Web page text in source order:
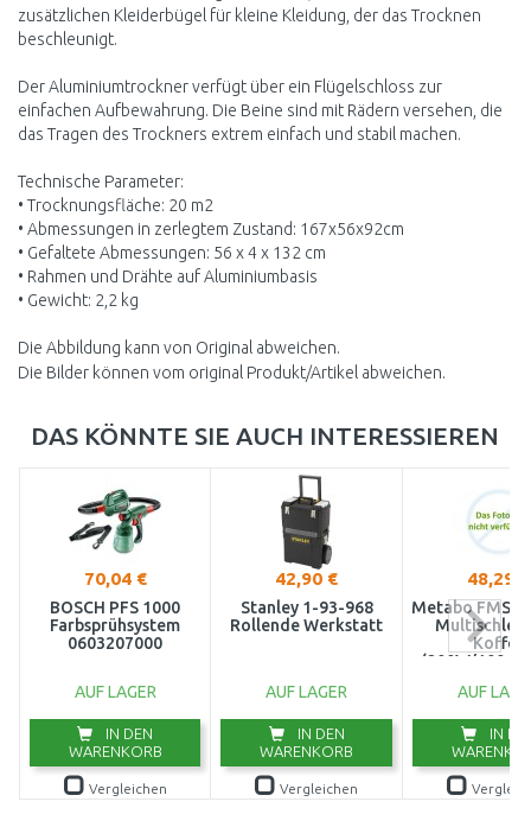
zusätzlichen Kleiderbügel für kleine Kleidung, der das Trocknen
beschleunigt.
Der Aluminiumtrockner verfügt über ein Flügelschloss zur
einfachen Aufbewahrung. Die Beine sind mit Rädern versehen, die
das Tragen des Trockners extrem einfach und stabil machen.
Technische Parameter:
• Trocknungsfläche: 20 m2
• Abmessungen in zerlegtem Zustand: 167x56x92cm
• Gefaltete Abmessungen: 56 x 4 x 132 cm
• Rahmen und Drähte auf Aluminiumbasis
• Gewicht: 2,2 kg
Die Abbildung kann von Original abweichen.
Die Bilder können vom original Produkt/Artikel abweichen.
DAS KÖNNTE SIE AUCH INTERESSIEREN
70,04 €
BOSCH PFS 1000
Farbsprühsystem
0603207000
AUF LAGER
IN DEN
WARENKORB
Vergleichen
42,90 €
Stanley 1-93-968
Rollende Werkstatt
AUF LAGER
IN DEN
WARENKORB
Vergleichen
48,29 €
Metabo FMS
Koffer
(200W/
AUF
IN